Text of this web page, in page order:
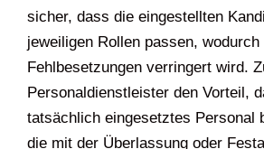
sicher, dass die eingestellten
jeweiligen Rollen passen,
Fehlbesetzungen verringert wird.
Personaldienstleister den Vorteil,
tatsächlich eingesetztes Personal
die mit der Überlassung oder